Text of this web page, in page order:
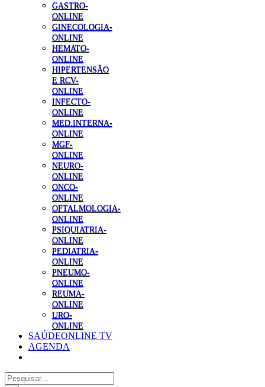
GASTRO-
ONLINE
GINECOLOGIA-
ONLINE
HEMATO-
ONLINE
HIPERTENSÃO
E RCV-
ONLINE
INFECTO-
ONLINE
MED.INTERNA-
ONLINE
MGF-
ONLINE
NEURO-
ONLINE
ONCO-
ONLINE
OFTALMOLOGIA-
ONLINE
PSIQUIATRIA-
ONLINE
PEDIATRIA-
ONLINE
PNEUMO-
ONLINE
REUMA-
ONLINE
URO-
ONLINE
SAÚDEONLINE TV
AGENDA
Pesquisar